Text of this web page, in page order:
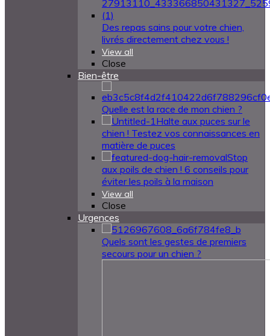
Des repas sains pour votre chien,
livrés directement chez vous !
View all
Close
Bien-être
Quelle est la race de mon chien ?
Halte aux puces sur le
chien ! Testez vos connaissances en
matière de puces
Stop
aux poils de chien ! 6 conseils pour
éviter les poils à la maison
View all
Close
Urgences
Quels sont les gestes de premiers
secours pour un chien ?